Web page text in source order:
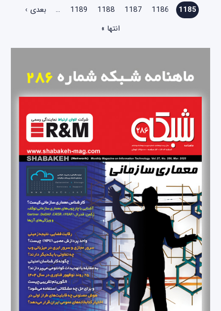
1185
1186
1187
1188
1189
…
بعدی ›
انتها »